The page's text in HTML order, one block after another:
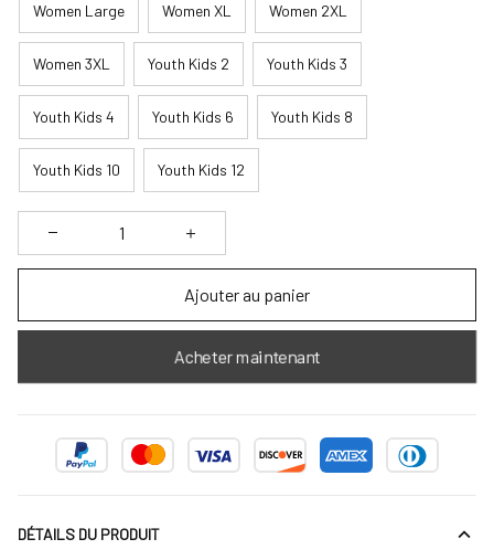
Women Large Women XL Women 2XL
Women 3XL Youth Kids 2 Youth Kids 3
Youth Kids 4 Youth Kids 6 Youth Kids 8
Youth Kids 10 Youth Kids 12
Ajouter au panier
Acheter maintenant
DÉTAILS DU PRODUIT